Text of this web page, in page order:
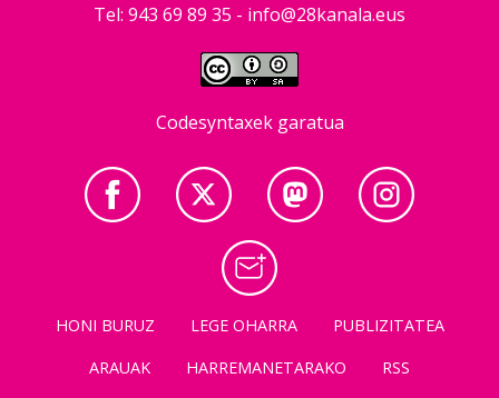
Tel: 943 69 89 35 - info@28kanala.eus
Codesyntaxek garatua
HONI BURUZ LEGE OHARRA
PUBLIZITATEA
ARAUAK
HARREMANETARAKO RSS